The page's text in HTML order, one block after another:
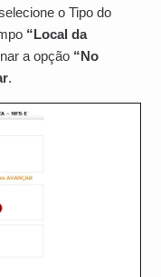
o Tipo do
“Local da
a opção “No
.